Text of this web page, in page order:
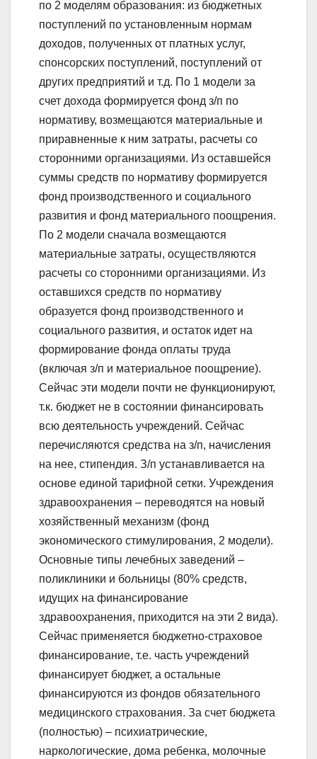
по 2 моделям образования: из бюджетных
поступлений по установленным нормам
доходов, полученных от платных услуг,
спонсорских поступлений, поступлений от
других предприятий и т.д. По 1 модели за
счет дохода формируется фонд з/п по
нормативу, возмещаются материальные и
приравненные к ним затраты, расчеты со
сторонними организациями. Из оставшейся
суммы средств по нормативу формируется
фонд производственного и социального
развития и фонд материального поощрения.
По 2 модели сначала возмещаются
материальные затраты, осуществляются
расчеты со сторонними организациями. Из
оставшихся средств по нормативу
образуется фонд производственного и
социального развития, и остаток идет на
формирование фонда оплаты труда
(включая з/п и материальное поощрение).
Сейчас эти модели почти не функционируют,
т.к. бюджет не в состоянии финансировать
всю деятельность учреждений. Сейчас
перечисляются средства на з/п, начисления
на нее, стипендия. З/п устанавливается на
основе единой тарифной сетки. Учреждения
здравоохранения – переводятся на новый
хозяйственный механизм (фонд
экономического стимулирования, 2 модели).
Основные типы лечебных заведений –
поликлиники и больницы (80% средств,
идущих на финансирование
здравоохранения, приходится на эти 2 вида).
Сейчас применяется бюджетно-страховое
финансирование, т.е. часть учреждений
финансирует бюджет, а остальные
финансируются из фондов обязательного
медицинского страхования. За счет бюджета
(полностью) – психиатрические,
наркологические, дома ребенка, молочные